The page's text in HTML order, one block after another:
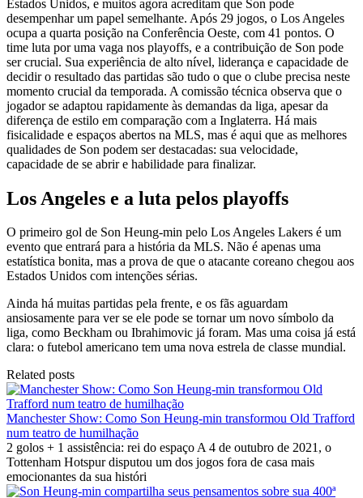
Estados Unidos, e muitos agora acreditam que Son pode
desempenhar um papel semelhante. Após 29 jogos, o Los Angeles
ocupa a quarta posição na Conferência Oeste, com 41 pontos. O
time luta por uma vaga nos playoffs, e a contribuição de Son pode
ser crucial. Sua experiência de alto nível, liderança e capacidade de
decidir o resultado das partidas são tudo o que o clube precisa neste
momento crucial da temporada. A comissão técnica observa que o
jogador se adaptou rapidamente às demandas da liga, apesar da
diferença de estilo em comparação com a Inglaterra. Há mais
fisicalidade e espaços abertos na MLS, mas é aqui que as melhores
qualidades de Son podem ser destacadas: sua velocidade,
capacidade de se abrir e habilidade para finalizar.
Los Angeles e a luta pelos playoffs
O primeiro gol de Son Heung-min pelo Los Angeles Lakers é um
evento que entrará para a história da MLS. Não é apenas uma
estatística bonita, mas a prova de que o atacante coreano chegou aos
Estados Unidos com intenções sérias.
Ainda há muitas partidas pela frente, e os fãs aguardam
ansiosamente para ver se ele pode se tornar um novo símbolo da
liga, como Beckham ou Ibrahimovic já foram. Mas uma coisa já está
clara: o futebol americano tem uma nova estrela de classe mundial.
Related posts
Manchester Show: Como Son Heung-min transformou Old Trafford
num teatro de humilhação
2 golos + 1 assistência: rei do espaço A 4 de outubro de 2021, o
Tottenham Hotspur disputou um dos jogos fora de casa mais
emocionantes da sua históri